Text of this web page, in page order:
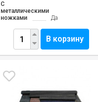
С
металлическими
ножками
Да
В корзину